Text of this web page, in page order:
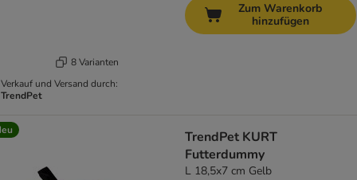
8 Varianten
Verkauf und Versand durch:
TrendPet
Zum Warenkorb
hinzufügen
TrendPet KURT
Futterdummy
L 18,5x7 cm Gelb